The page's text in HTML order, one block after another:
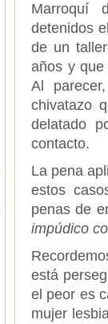
Marroquí
detenidos
de un
años y
Al
chivatazo
delatado
contacto.
La pena
estos
penas de
impúdico
está
el peor es
mujer